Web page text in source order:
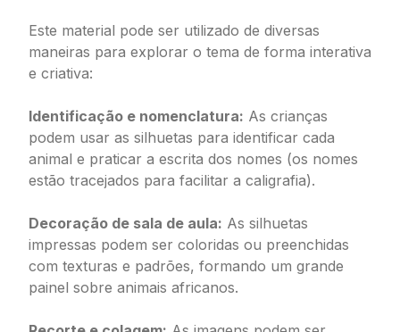
Este material pode ser utilizado de diversas
maneiras para explorar o tema de forma interativa
e criativa:
Identificação e nomenclatura: As crianças
podem usar as silhuetas para identificar cada
animal e praticar a escrita dos nomes (os nomes
estão tracejados para facilitar a caligrafia).
Decoração de sala de aula: As silhuetas
impressas podem ser coloridas ou preenchidas
com texturas e padrões, formando um grande
painel sobre animais africanos.